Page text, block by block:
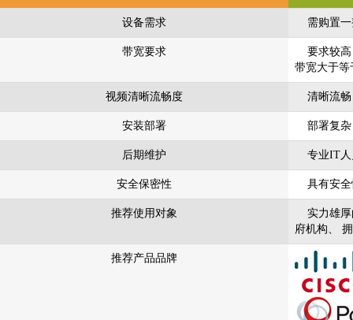
设备需求 需购置一
带宽要求
要求较高
带宽大于等
视频清晰流畅度 清晰流畅
安装部署 部署复杂
后期维护 专业IT人
安全保密性 具有安全
推荐使用对象
实力雄厚
府机构、
推荐产品品牌